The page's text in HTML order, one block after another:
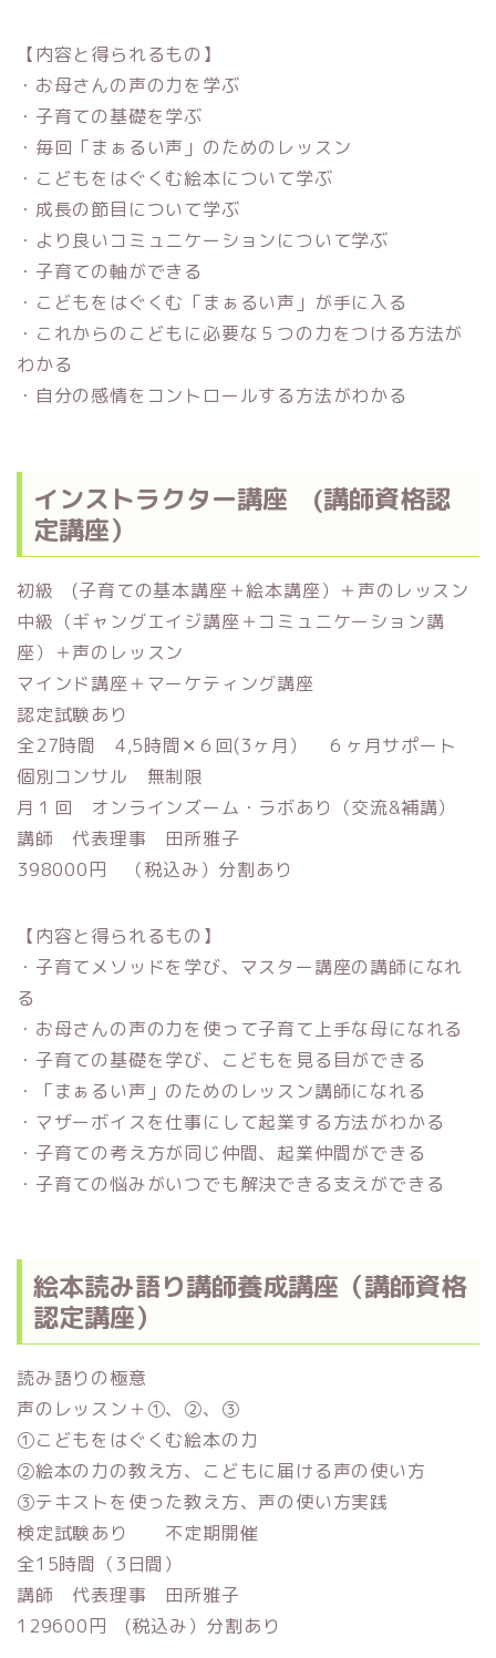
【内容と得られるもの】
・お母さんの声の力を学ぶ
・子育ての基礎を学ぶ
・毎回「まぁるい声」のためのレッスン
・こどもをはぐくむ絵本について学ぶ
・成長の節目について学ぶ
・より良いコミュニケーションについて学ぶ
・子育ての軸ができる
・こどもをはぐくむ「まぁるい声」が手に入る
・これからのこどもに必要な５つの力をつける方法が
わかる
・自分の感情をコントロールする方法がわかる
インストラクター講座 (講師資格認
定講座）
初級 (子育ての基本講座＋絵本講座）＋声のレッスン
中級（ギャングエイジ講座＋コミュニケーション講
座）＋声のレッスン
マインド講座＋マーケティング講座
認定試験あり
全27時間 4,5時間✕６回(3ヶ月） ６ヶ月サポート
個別コンサル 無制限
月１回 オンラインズーム・ラボあり（交流&補講）
講師 代表理事 田所雅子
398000円 （税込み）分割あり
【内容と得られるもの】
・子育てメソッドを学び、マスター講座の講師になれ
る
・お母さんの声の力を使って子育て上手な母になれる
・子育ての基礎を学び、こどもを見る目ができる
・「まぁるい声」のためのレッスン講師になれる
・マザーボイスを仕事にして起業する方法がわかる
・子育ての考え方が同じ仲間、起業仲間ができる
・子育ての悩みがいつでも解決できる支えができる
絵本読み語り講師養成講座（講師資格
認定講座）
読み語りの極意
声のレッスン＋①、②、③
①こどもをはぐくむ絵本の力
②絵本の力の教え方、こどもに届ける声の使い方
③テキストを使った教え方、声の使い方実践
検定試験あり 不定期開催
全15時間（3日間）
講師 代表理事 田所雅子
129600円 (税込み）分割あり